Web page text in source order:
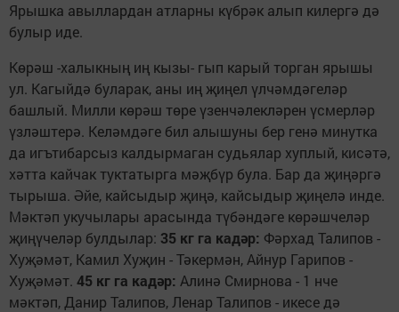
Ярышка авыллардан атларны күбрәк алып килергә дә
булыр иде.
Көрәш -халыкның иң кызы- гып карый торган ярышы
ул. Кагыйдә буларак, аны иң җиңел үлчәмдәгеләр
башлый. Милли көрәш төре үзенчәлекләрен үсмерләр
үзләштерә. Келәмдәге бил алышуны бер генә минутка
да игътибарсыз калдырмаган су­дьялар хуплый, кисәтә,
хәтта кайчак туктатырга мәҗбүр була. Бар да җиңәргә
тырыша. Әйе, кайсыдыр җиңә, кайсыдыр җиңелә инде.
Мәктәп укучыла­ры арасында түбәндәге көрәш­челәр
җиңүчеләр булдылар: 35 кг га кадәр: Фәрхад Тали­пов -
Хуҗәмәт, Камил Хуҗин - Тәкермән, Айнур Гарипов -
Хуҗәмәт. 45 кг га кадәр: Алинә Смирнова - 1 нче
мәктәп, Да­нир Талипов, Ленар Талипов - икесе дә